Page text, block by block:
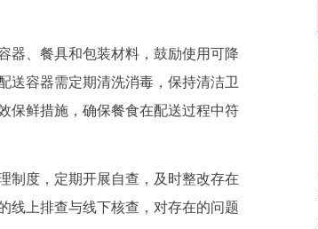
器、餐具和包装材料，鼓励使用可降
送容器需定期清洗消毒，保持清洁卫
保鲜措施，确保餐食在配送过程中符
制度，定期开展自查，及时整改存在
线上排查与线下核查，对存在的问题